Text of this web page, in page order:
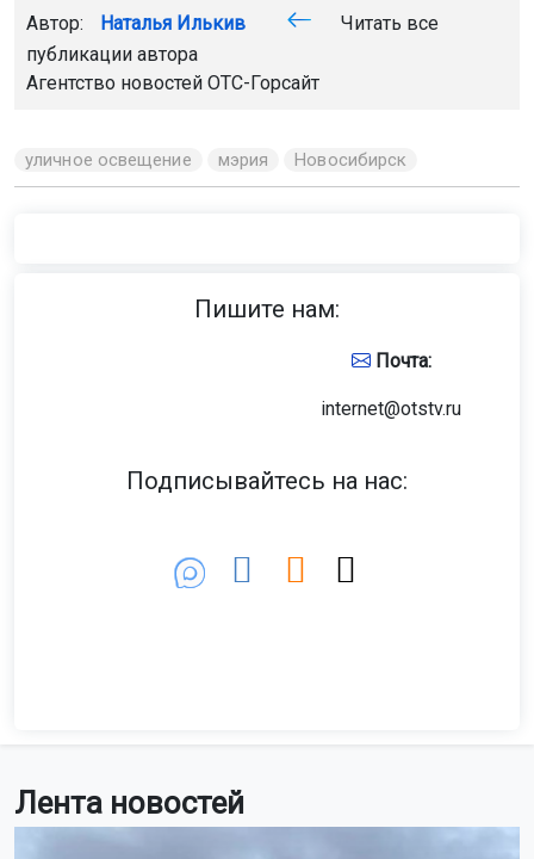
Лента новостей
Автор: Наталья Илькив
Читать все
публикации автора
Агентство новостей ОТС-Горсайт
уличное освещение мэрия Новосибирск
Пишите нам:
Почта:
internet@otstv.ru
Подписывайтесь на нас: